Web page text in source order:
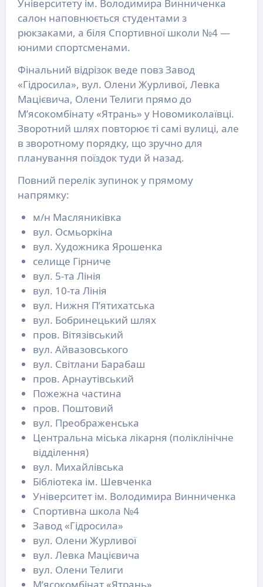
Університету ім. Володимира Винниченка
салон наповнюється студентами з
рюкзаками, а біля Спортивної школи №4 —
юними спортсменами.
Фінальний відрізок веде повз Завод
«Гідросила», вул. Олени Журливої, Левка
Мацієвича, Олени Телиги прямо до
М’ясокомбінату «Ятрань» у Новомиколаївці.
Зворотний шлях повторює ті самі вулиці, але
в зворотному порядку, що зручно для
планування поїздок туди й назад.
Повний перелік зупинок у прямому
напрямку:
м/н Масляниківка
вул. Осмьоркіна
вул. Художника Ярошенка
селище Гірниче
вул. 5-та Лінія
вул. 10-та Лінія
вул. Нижня П’ятихатська
вул. Бобринецький шлях
пров. Вітязівський
вул. Айвазовського
вул. Світлани Барабаш
пров. Арнаутівський
Пожежна частина
пров. Поштовий
вул. Преображенська
Центральна міська лікарня (поліклінічне
відділення)
вул. Михайлівська
Бібліотека ім. Шевченка
Університет ім. Володимира Винниченка
Спортивна школа №4
Завод «Гідросила»
вул. Олени Журливої
вул. Левка Мацієвича
вул. Олени Телиги